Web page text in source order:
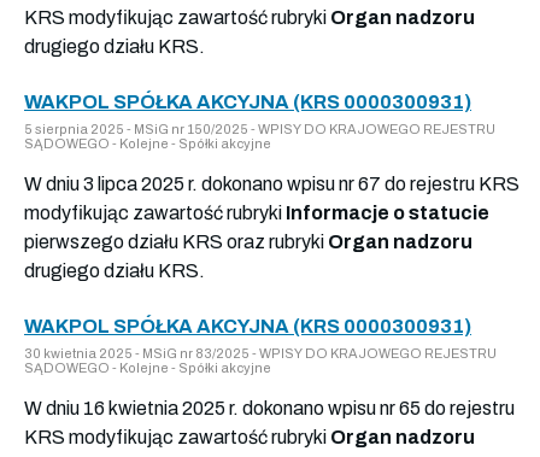
KRS modyfikując zawartość rubryki Organ nadzoru
drugiego działu KRS.
WAKPOL SPÓŁKA AKCYJNA (KRS 0000300931)
5 sierpnia 2025 - MSiG nr 150/2025 - WPISY DO KRAJOWEGO REJESTRU
SĄDOWEGO - Kolejne - Spółki akcyjne
W dniu 3 lipca 2025 r. dokonano wpisu nr 67 do rejestru KRS
modyfikując zawartość rubryki Informacje o statucie
pierwszego działu KRS oraz rubryki Organ nadzoru
drugiego działu KRS.
WAKPOL SPÓŁKA AKCYJNA (KRS 0000300931)
30 kwietnia 2025 - MSiG nr 83/2025 - WPISY DO KRAJOWEGO REJESTRU
SĄDOWEGO - Kolejne - Spółki akcyjne
W dniu 16 kwietnia 2025 r. dokonano wpisu nr 65 do rejestru
KRS modyfikując zawartość rubryki Organ nadzoru